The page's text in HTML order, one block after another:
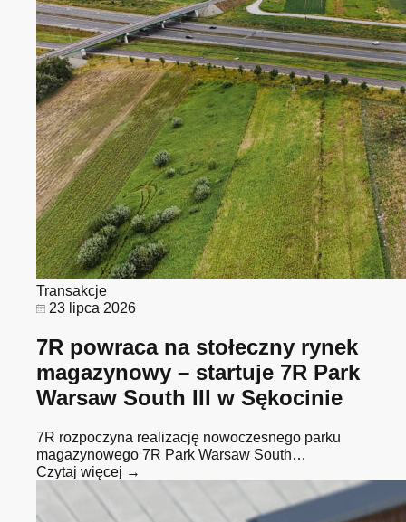
Transakcje
23 lipca 2026
7R powraca na stołeczny rynek
magazynowy – startuje 7R Park
Warsaw South III w Sękocinie
7R rozpoczyna realizację nowoczesnego parku
magazynowego 7R Park Warsaw South…
Czytaj więcej →